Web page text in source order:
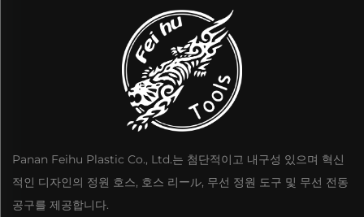
Panan Feihu Plastic Co., Ltd.는 첨단적이고 내구성 있으며 혁신
적인 디자인의 정원 호스, 호스 리ール, 무선 정원 도구 및 무선 전동
공구를 제공합니다.